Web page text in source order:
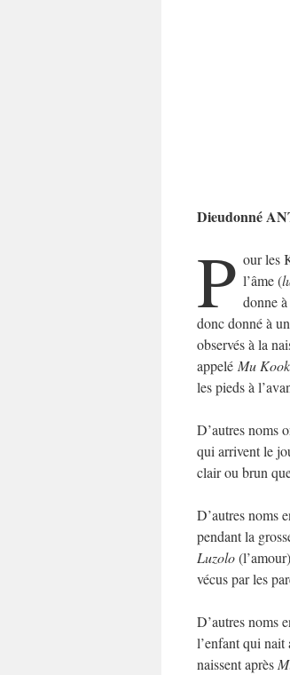
Dieudonné
P our les
l’âme (
donne
donc donné à
observés à la
appelé Mu
les pieds à
D’autres noms
qui arrivent le
clair ou brun
D’autres noms
pendant la
Luzolo
vécus par les
D’autres noms
l’enfant qui nait
naissent après